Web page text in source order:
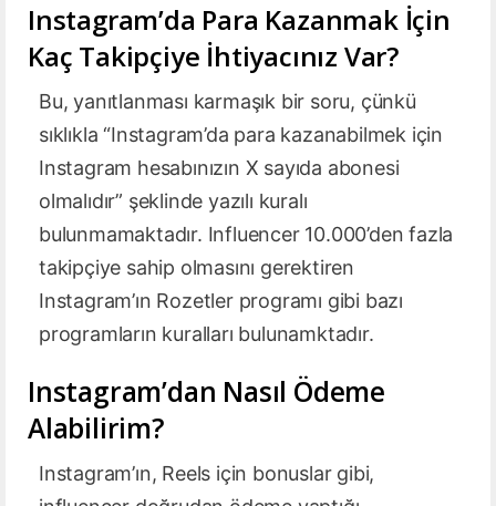
Instagram’da Para Kazanmak İçin
Kaç Takipçiye İhtiyacınız Var?
Bu, yanıtlanması karmaşık bir soru, çünkü
sıklıkla “Instagram’da para kazanabilmek için
Instagram hesabınızın X sayıda abonesi
olmalıdır” şeklinde yazılı kuralı
bulunmamaktadır. Influencer 10.000’den fazla
takipçiye sahip olmasını gerektiren
Instagram’ın Rozetler programı gibi bazı
programların kuralları bulunamktadır.
Instagram’dan Nasıl Ödeme
Alabilirim?
Instagram’ın, Reels için bonuslar gibi,